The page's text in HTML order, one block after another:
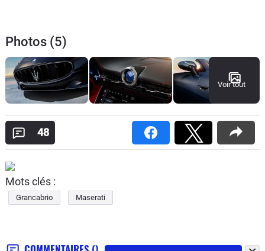
Photos (5)
Voir tout
48
Mots clés :
Grancabrio Maserati